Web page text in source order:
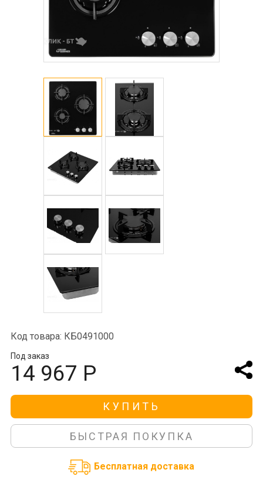
Код товара: КБ0491000
Под заказ
14 967 Р
КУПИТЬ
БЫСТРАЯ ПОКУПКА
Бесплатная доставка